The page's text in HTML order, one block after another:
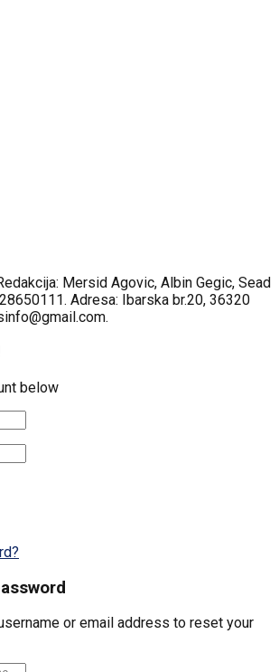
Mersid Agovic, Albin Gegic, Sead
Adresa: Ibarska br.20, 36320
.
below
or email address to reset your